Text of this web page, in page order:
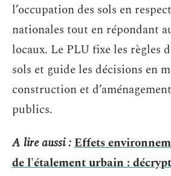
l’occupation des sols en
nationales tout en répondant
locaux. Le PLU fixe les règles
sols et guide les décisions en
construction et
publics.
A lire aussi :Effets
de l'étalement urbain :